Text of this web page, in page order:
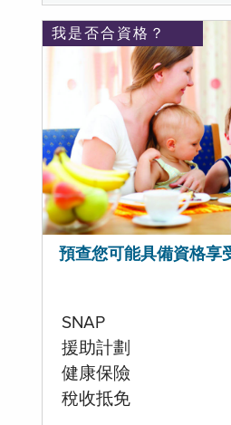
我是否合資格？
預查您可能具備資格享
SNAP
援助計劃
健康保險
稅收抵免